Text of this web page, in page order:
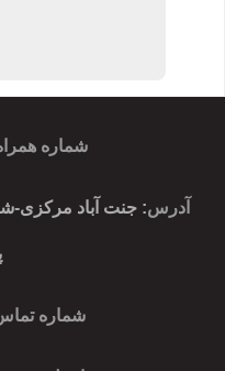
شماره
آدرس: جنت آباد مرکزی-
شماره